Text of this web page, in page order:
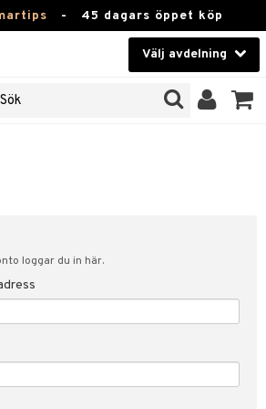
- 45 dagars öppet köp
Välj avdelning
loggar du in här.